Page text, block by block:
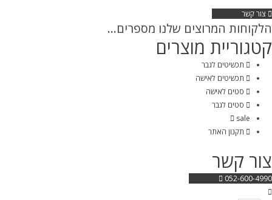
צור קשר
הלקוחות המרוצים שלנו מספרים...
קטגוריית מוצרים
תכשיטים לגבר
תכשיטים לאישה
סטים לאישה
סטים לגבר
sale
תקנון האתר
צור קשר
052-600-4990